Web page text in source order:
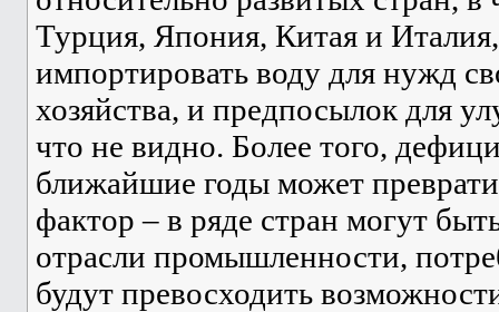
Турция, Япония, Китая и
импортировать воду для нужд
хозяйства, и предпосылок для
что не видно. Более того,
ближайшие годы может
фактор – в ряде стран могут
отрасли промышленности,
будут превосходить